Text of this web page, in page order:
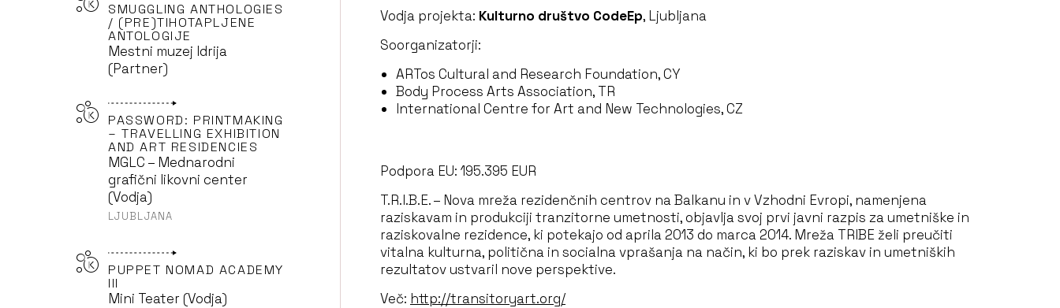
SMUGGLING ANTHOLOGIES
/ (PRE)TIHOTAPLJENE
ANTOLOGIJE
Mestni muzej Idrija
(Partner)
PASSWORD: PRINTMAKING
– TRAVELLING EXHIBITION
AND ART RESIDENCIES
MGLC – Mednarodni
grafični likovni center
(Vodja)
LJUBLJANA
PUPPET NOMAD ACADEMY
III
Mini Teater (Vodja)
Vodja projekta: Kulturno društvo CodeEp, Ljubljana
Soorganizatorji:
ARTos Cultural and Research Foundation, CY
Body Process Arts Association, TR
International Centre for Art and New Technologies, CZ
Podpora EU: 195.395 EUR
T.R.I.B.E. – Nova mreža rezidenčnih centrov na Balkanu in v Vzhodni Evropi, namenjena
raziskavam in produkciji tranzitorne umetnosti, objavlja svoj ​​prvi javni razpis za umetniške in
raziskovalne rezidence, ki potekajo od aprila 2013 do marca 2014. Mreža TRIBE želi preučiti
vitalna kulturna, politična in socialna vprašanja na način, ki bo prek raziskav in umetniških
rezultatov ustvaril nove perspektive.
Več: http://transitoryart.org/